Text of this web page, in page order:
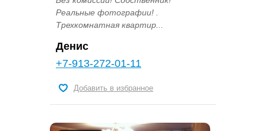
Реальные фотографии! .
Трехкомнатная квартир...
Денис
+7-913-272-01-11
Добавить в избранное